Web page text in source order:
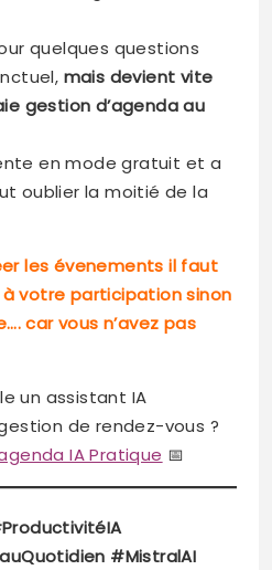
quelques questions
mais devient vite
gestion d’agenda au
en mode gratuit et a
oublier la moitié de la
les évenements il faut
votre participation sinon
car vous n’avez pas
un assistant IA
de rendez-vous ?
IA Pratique 📅
#MistralAI